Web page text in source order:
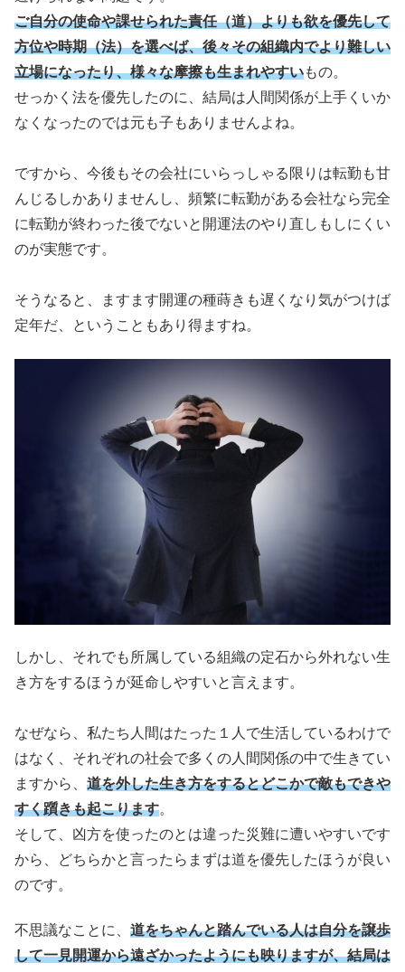
ご自分の使命や課せられた責任（道）よりも欲を優先して
方位や時期（法）を選べば、後々その組織内でより難しい
立場になったり、様々な摩擦も生まれやすいもの。
せっかく法を優先したのに、結局は人間関係が上手くいか
なくなったのでは元も子もありませんよね。
ですから、今後もその会社にいらっしゃる限りは転勤も甘
んじるしかありませんし、頻繁に転勤がある会社なら完全
に転勤が終わった後でないと開運法のやり直しもしにくい
のが実態です。
そうなると、ますます開運の種蒔きも遅くなり気がつけば
定年だ、ということもあり得ますね。
しかし、それでも所属している組織の定石から外れない生
き方をするほうが延命しやすいと言えます。
なぜなら、私たち人間はたった１人で生活しているわけで
はなく、それぞれの社会で多くの人間関係の中で生きてい
ますから、 道を外した生き方をするとどこかで敵もできや
すく躓きも起こります。
そして、凶方を使ったのとは違った災難に遭いやすいです
から、どちらかと言ったらまずは道を優先したほうが良い
のです。
不思議なことに、 道をちゃんと踏んでいる人は自分を譲歩
して一見開運から遠ざかったようにも映りますが、結局は